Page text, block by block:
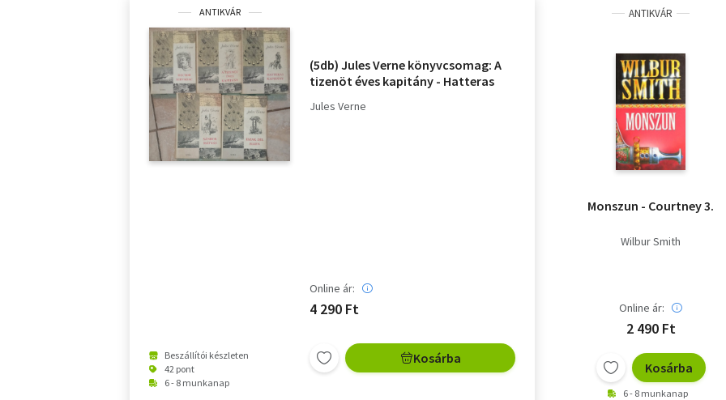
ANTIKVÁR
Beszállítói készleten
42 pont
6 - 8 munkanap
(5db) Jules Verne könyvcsomag: A
tizenöt éves kapitány - Hatteras
Servadac - Észak dél ellen
Jules Verne
Online ár:
4 290 Ft
Kosárba
ANTIKVÁR
Monszun - Courtney 3.
Wilbur Smith
Online ár:
2 490 Ft
Kosárba
6 - 8 munkanap